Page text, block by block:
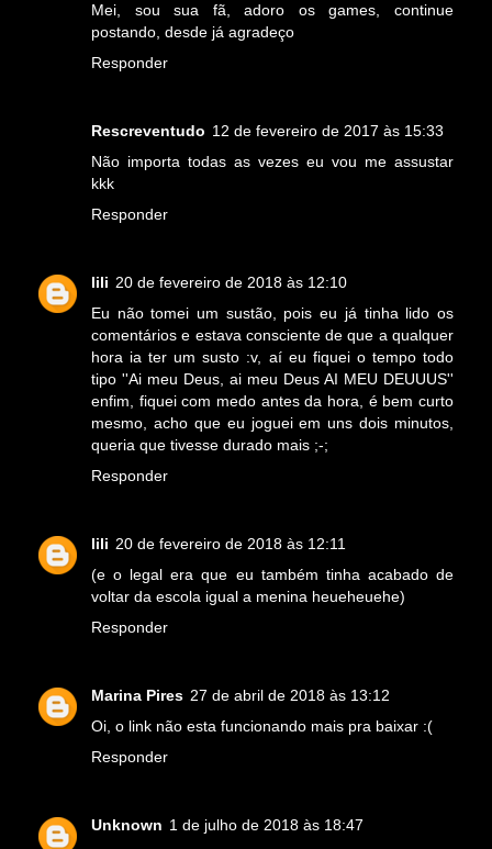
Mei, sou sua fã, adoro os games, continue
postando, desde já agradeço
Responder
Rescreventudo 12 de fevereiro de 2017 às 15:33
Não importa todas as vezes eu vou me assustar
kkk
Responder
lili 20 de fevereiro de 2018 às 12:10
Eu não tomei um sustão, pois eu já tinha lido os
comentários e estava consciente de que a qualquer
hora ia ter um susto :v, aí eu fiquei o tempo todo
tipo ''Ai meu Deus, ai meu Deus AI MEU DEUUUS''
enfim, fiquei com medo antes da hora, é bem curto
mesmo, acho que eu joguei em uns dois minutos,
queria que tivesse durado mais ;-;
Responder
lili 20 de fevereiro de 2018 às 12:11
(e o legal era que eu também tinha acabado de
voltar da escola igual a menina heueheuehe)
Responder
Marina Pires 27 de abril de 2018 às 13:12
Oi, o link não esta funcionando mais pra baixar :(
Responder
Unknown 1 de julho de 2018 às 18:47